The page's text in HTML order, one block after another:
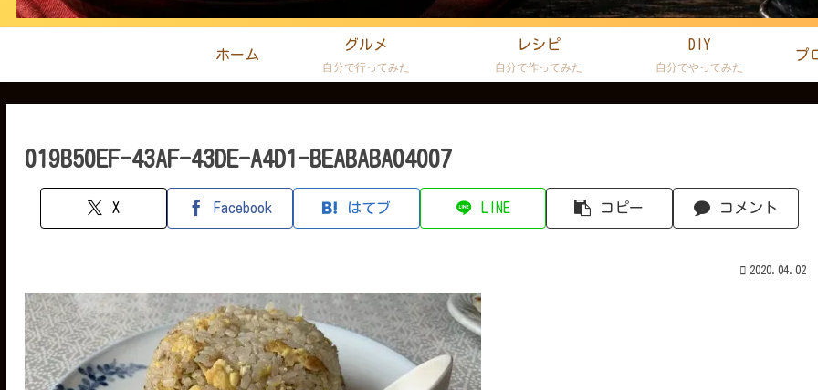
ホーム
グルメ
自分で行ってみた
レシピ
自分で作ってみた
DIY
自分でやってみた
プ
019B50EF-43AF-43DE-A4D1-BEABABA04007
X Facebook はてブ LINE コピー コメント
2020.04.02